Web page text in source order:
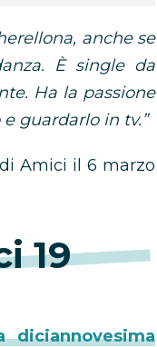
anche se
È single da
Ha la passione
guardarlo in tv.”
Amici il 6 marzo
19
diciannovesima